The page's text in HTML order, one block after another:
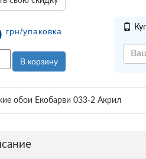
грн/упаковка
В корзину
обои Екобарви 033-2 Акрил